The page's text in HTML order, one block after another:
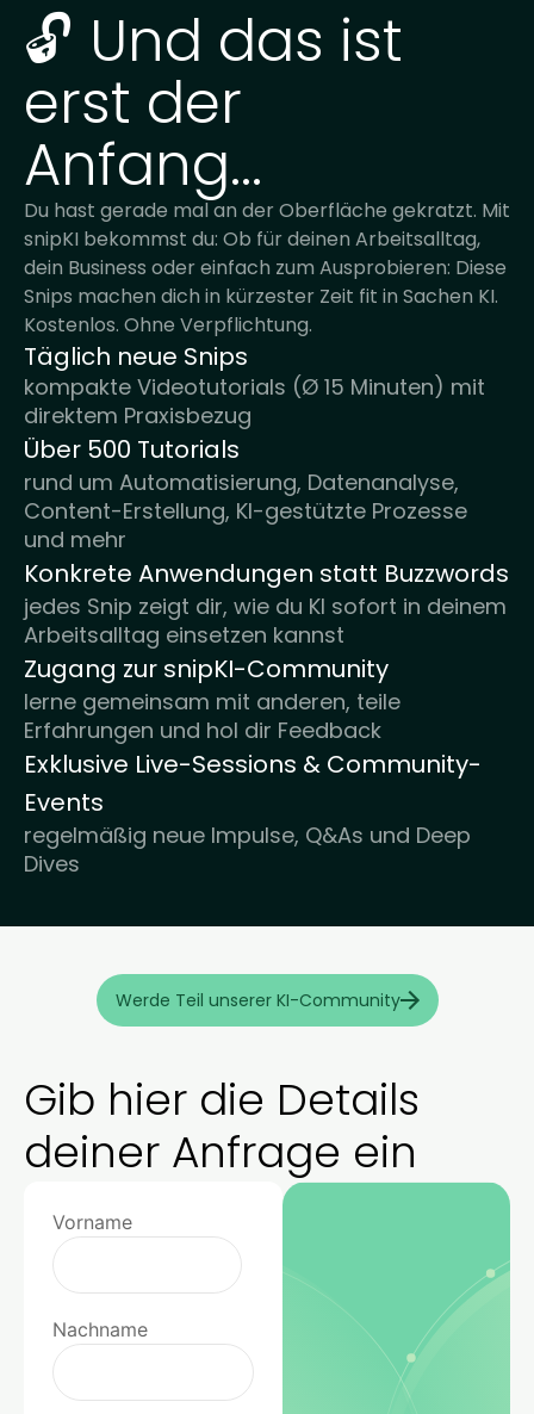
🔓 Und das ist
erst der
Anfang...
Du hast gerade mal an der Oberfläche gekratzt. Mit
snipKI bekommst du: Ob für deinen Arbeitsalltag,
dein Business oder einfach zum Ausprobieren: Diese
Snips machen dich in kürzester Zeit fit in Sachen KI.
Kostenlos. Ohne Verpflichtung.
Täglich neue Snips
kompakte Videotutorials (Ø 15 Minuten) mit
direktem Praxisbezug
Über 500 Tutorials
rund um Automatisierung, Datenanalyse,
Content-Erstellung, KI-gestützte Prozesse
und mehr
Konkrete Anwendungen statt Buzzwords
jedes Snip zeigt dir, wie du KI sofort in deinem
Arbeitsalltag einsetzen kannst
Zugang zur snipKI-Community
lerne gemeinsam mit anderen, teile
Erfahrungen und hol dir Feedback
Exklusive Live-Sessions & Community-
Events
regelmäßig neue Impulse, Q&As und Deep
Dives
Werde Teil unserer KI-Community
Gib hier die Details
deiner Anfrage ein
Vorname
Nachname